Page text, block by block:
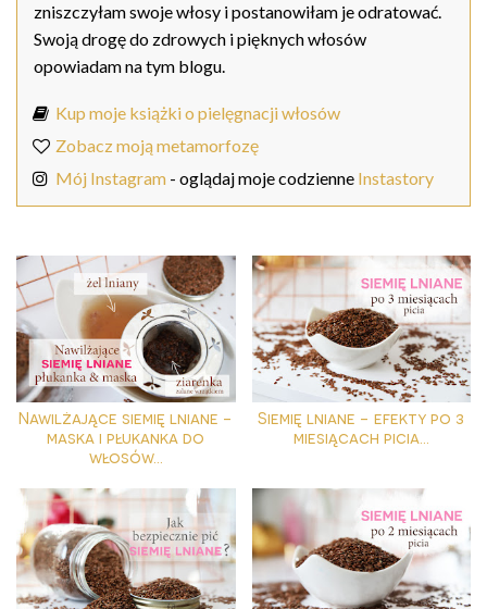
zniszczyłam swoje włosy i postanowiłam je odratować.
Swoją drogę do zdrowych i pięknych włosów
opowiadam na tym blogu.
Kup moje książki o pielęgnacji włosów
Zobacz moją metamorfozę
Mój Instagram - oglądaj moje codzienne Instastory
Nawilżające siemię lniane -
maska i płukanka do
włosów...
Siemię lniane - efekty po 3
miesiącach picia...